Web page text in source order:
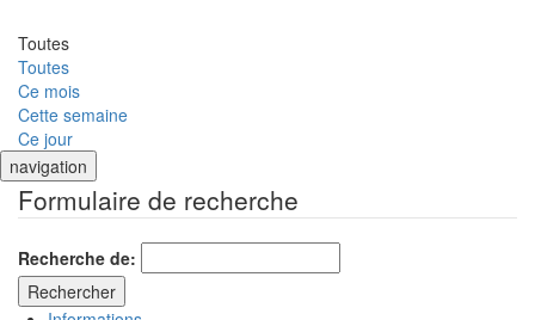
Toutes
Toutes
Ce mois
Cette semaine
Ce jour
navigation
Formulaire de recherche
Recherche de: